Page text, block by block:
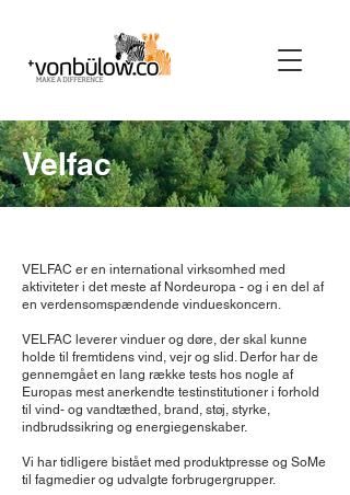
Velfac
VELFAC er en international virksomhed med
aktiviteter i det meste af Nordeuropa - og i en del af
en verdensomspændende vindueskoncern.
VELFAC leverer vinduer og døre, der skal kunne
holde til fremtidens vind, vejr og slid. Derfor har de
gennemgået en lang række tests hos nogle af
Europas mest anerkendte testinstitutioner i forhold
til vind- og vandtæthed, brand, støj, styrke,
indbrudssikring og energiegenskaber.
Vi har tidligere bistået med produktpresse og SoMe
til fagmedier og udvalgte forbrugergrupper.